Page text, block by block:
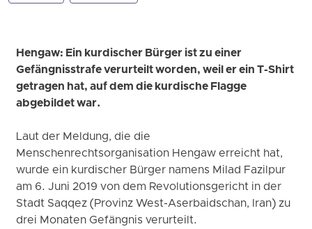
Hengaw: Ein kurdischer Bürger ist zu einer
Gefängnisstrafe verurteilt worden, weil er ein T-Shirt
getragen hat, auf dem die kurdische Flagge
abgebildet war.
Laut der Meldung, die die
Menschenrechtsorganisation Hengaw erreicht hat,
wurde ein kurdischer Bürger namens Milad Fazilpur
am 6. Juni 2019 von dem Revolutionsgericht in der
Stadt Saqqez (Provinz West-Aserbaidschan, Iran) zu
drei Monaten Gefängnis verurteilt.